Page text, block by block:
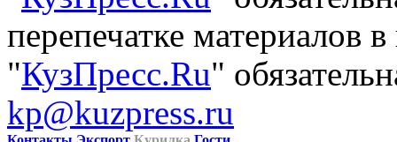
перепечатке материалов
"КузПресс.Ru"
kp@kuzpress.ru